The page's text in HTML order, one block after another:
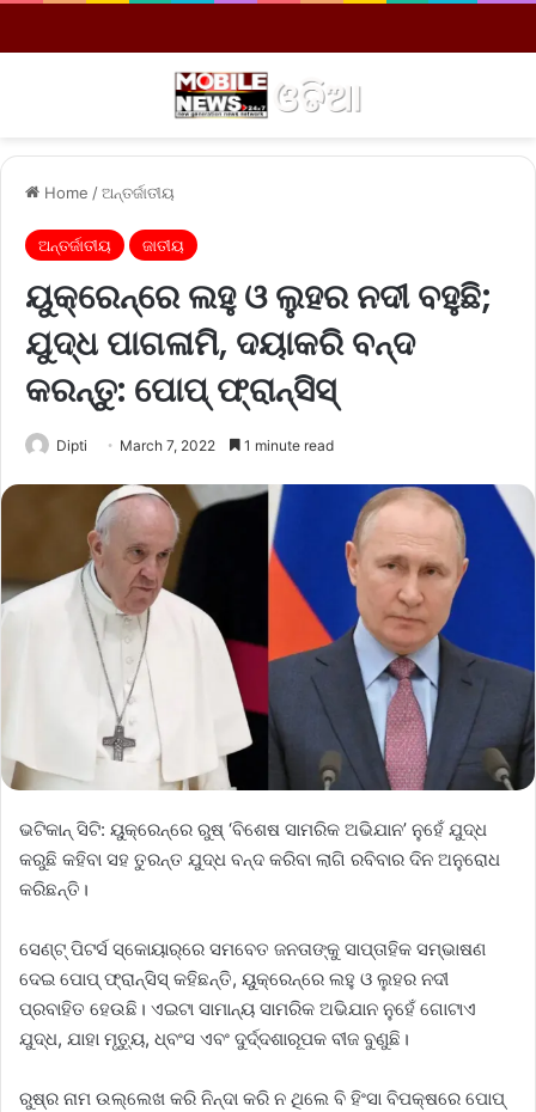
Home /ଅନ୍ତର୍ଜାତୀୟ
ଅନ୍ତର୍ଜାତୀୟ ଜାତୀୟ
ୟୁକ୍ରେନ୍‌ରେ ଲହୁ ଓ ଲୁହର ନଦୀ ବହୁଛି;
ଯୁଦ୍ଧ ପାଗଳାମି, ଦୟାକରି ବନ୍ଦ
କରନ୍ତୁ: ପୋପ୍‌ ଫ୍ରାନ୍‌ସିସ୍‌
Dipti March 7, 2022 1 minute read
ଭଟିକାନ୍‌ ସିଟି: ୟୁକ୍ରେନ୍‌ରେ ରୁଷ୍‌ ‘ବିଶେଷ ସାମରିକ ଅଭିଯାନ’ ନୁହେଁ ଯୁଦ୍ଧ
କରୁଛି କହିବା ସହ ତୁରନ୍ତ ଯୁଦ୍ଧ ବନ୍ଦ କରିବା ଲାଗି ରବିବାର ଦିନ ଅନୁରୋଧ
କରିଛନ୍ତି।
ସେଣ୍ଟ୍‌ ପିଟର୍ସ ସ୍କୋୟାର୍‌ରେ ସମବେତ ଜନତାଙ୍କୁ ସାପ୍ତାହିକ ସମ୍ଭାଷଣ
ଦେଇ ପୋପ୍‌ ଫ୍ରାନ୍‌ସିସ୍‌ କହିଛନ୍ତି, ୟୁକ୍ରେନ୍‌ରେ ଲହୁ ଓ ଲୁହର ନଦୀ
ପ୍ରବାହିତ ହେଉଛି। ଏଇଟା ସାମାନ୍ୟ ସାମରିକ ଅଭିଯାନ ନୁହେଁ ଗୋଟାଏ
ଯୁଦ୍ଧ, ଯାହା ମୃତ୍ୟୁ, ଧ୍ବଂସ ଏବଂ ଦୁର୍ଦ୍ଦଶାରୂପକ ବୀଜ ବୁଣୁଛି।
ରୁଷ୍‌ର ନାମ ଉଲ୍ଲେଖ କରି ନିନ୍ଦା କରି ନ ଥିଲେ ବି ହିଂସା ବିପକ୍ଷରେ ପୋପ୍‌